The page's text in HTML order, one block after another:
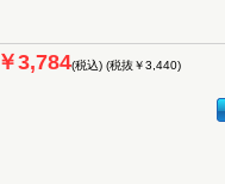
￥3,784(税込) (税抜￥3,440)